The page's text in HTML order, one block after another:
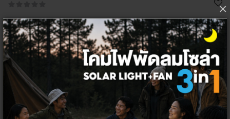
×
215,280.37 ฿
*ราคาไม่รวมภาษีมูลค่าเพิ่ม
เลือกจำนวน ต่อชิ้น
ชิ้น